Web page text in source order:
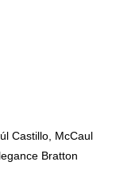
Castillo, McCaul
Bratton